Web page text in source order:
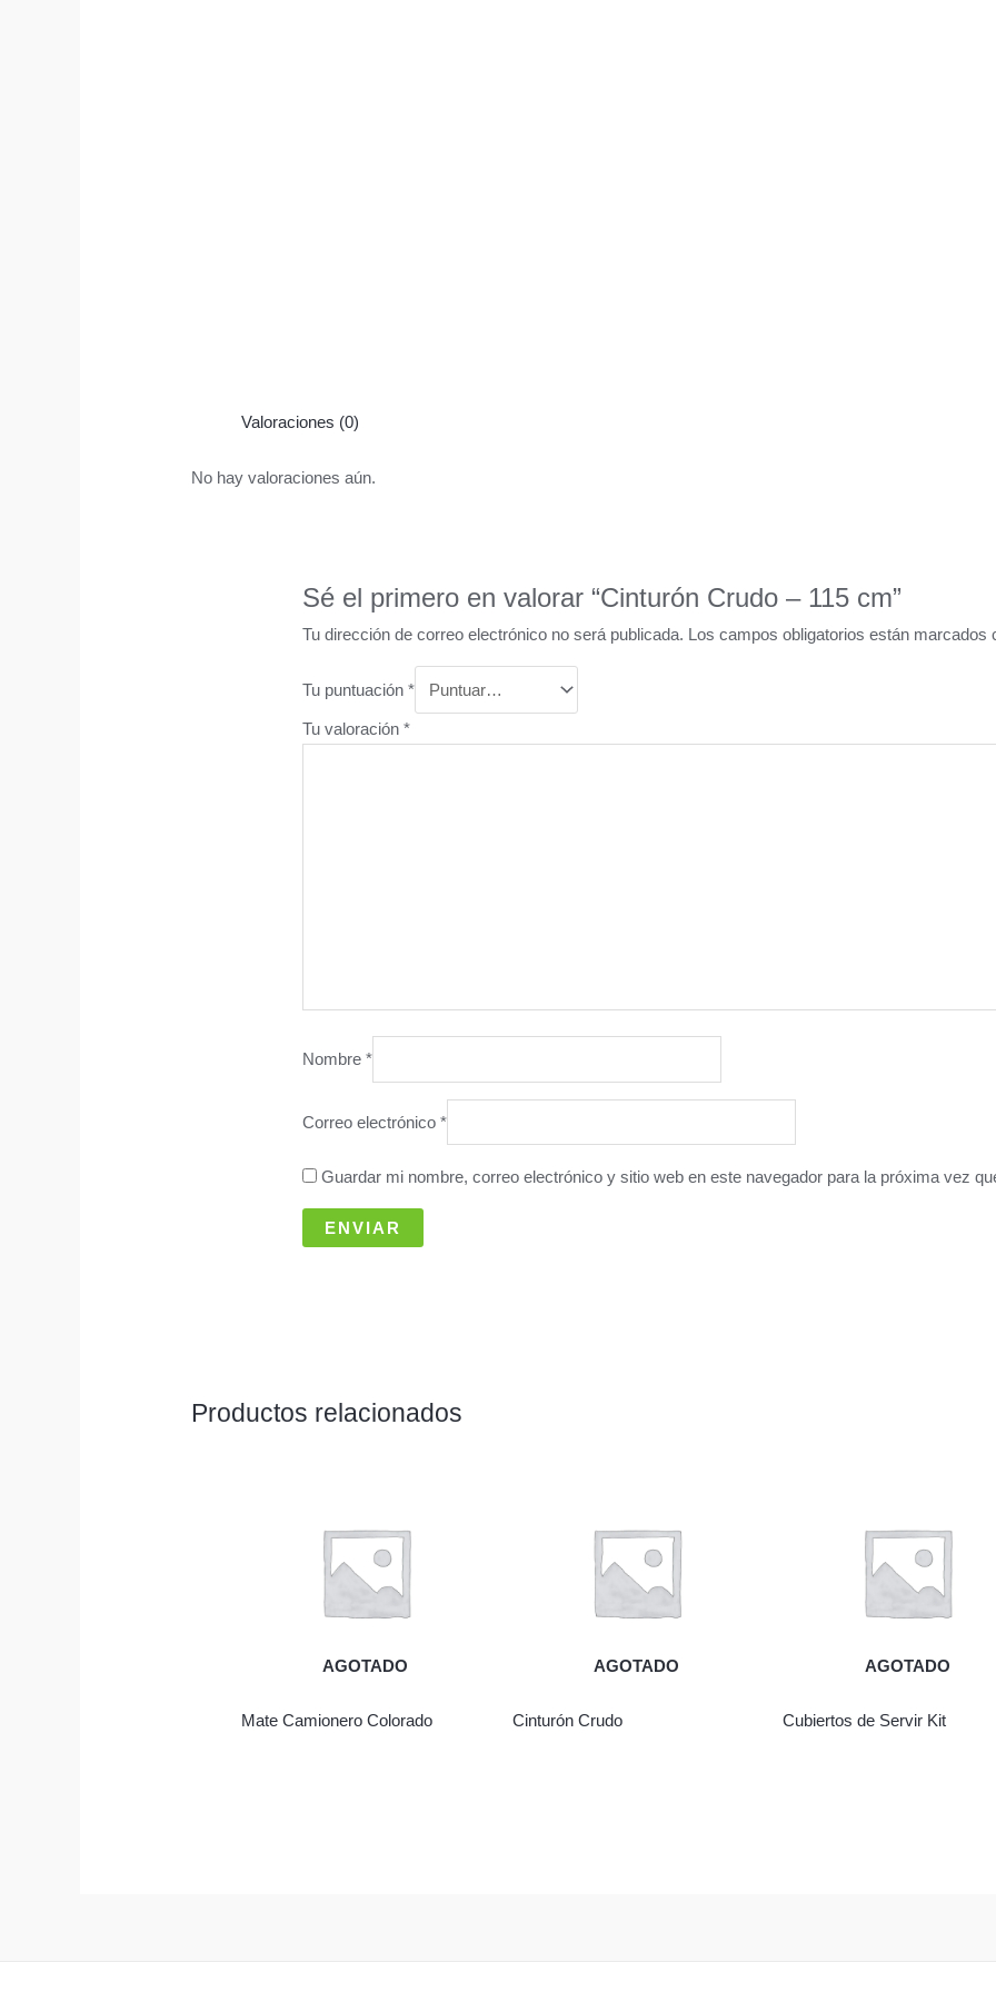
Valoraciones (0)
No hay valoraciones aún.
Sé el primero en valorar “Cinturón Crudo – 115 cm”
Tu dirección de correo electrónico no será publicada. Los campos obligatorios están marcados
Tu puntuación*
Tu valoración*
Nombre*
Correo electrónico*
Guardar mi nombre, correo electrónico y sitio web en este navegador para la próxima vez
Productos relacionados
AGOTADO
Mate Camionero Colorado
AGOTADO
Cinturón Crudo
AGOTADO
Cubiertos de Servir Kit